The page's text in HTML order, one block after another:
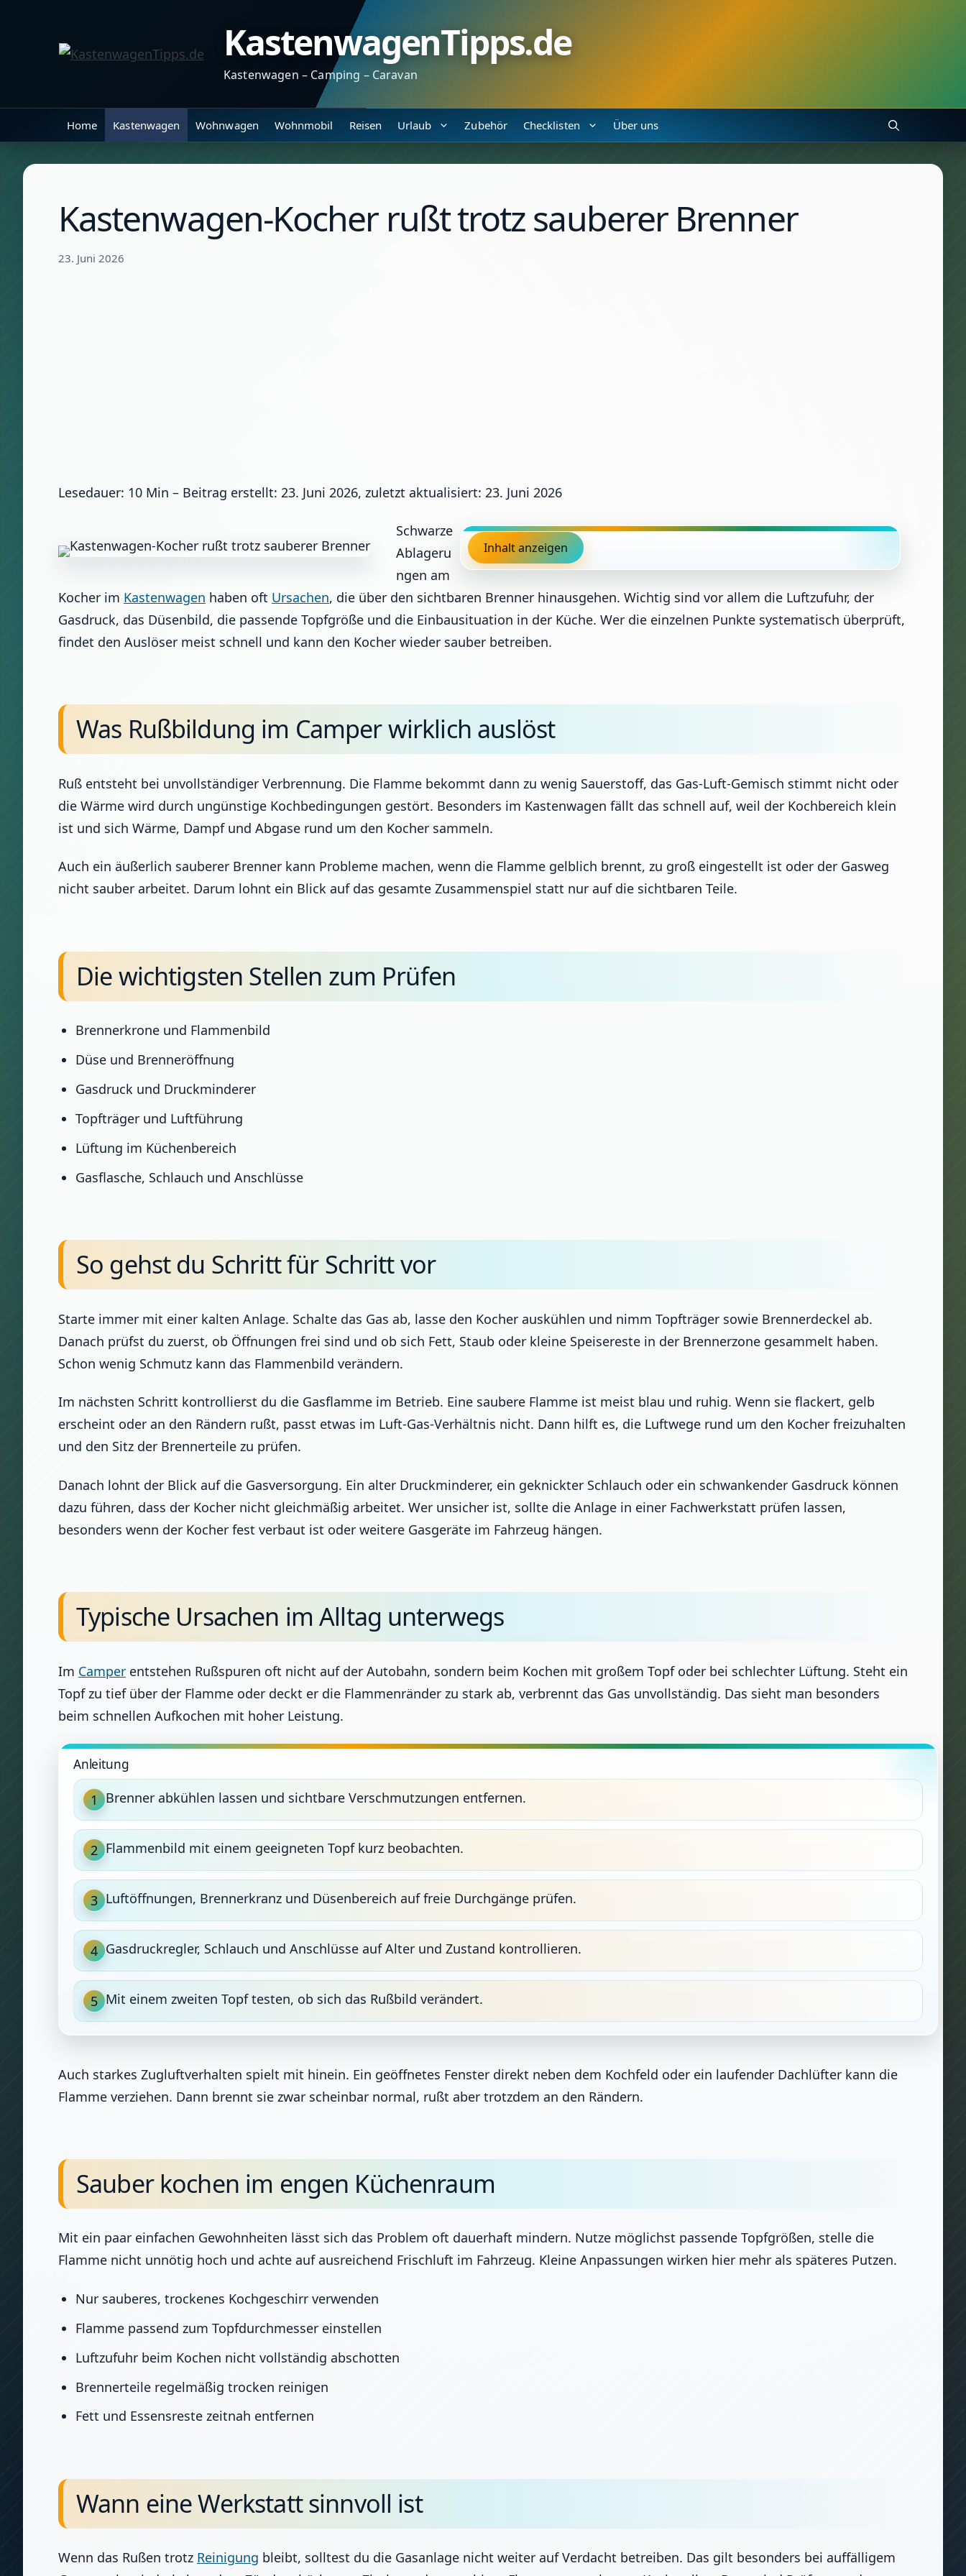
KastenwagenTipps.de
Kastenwagen – Camping – Caravan
Home Kastenwagen Wohnwagen Wohnmobil Reisen Urlaub Zubehör Checklisten Über uns
Kastenwagen-Kocher rußt trotz sauberer Brenner
23. Juni 2026
Lesedauer: 10 Min – Beitrag erstellt: 23. Juni 2026, zuletzt aktualisiert: 23. Juni 2026
Inhalt anzeigen
Schwarze
Ablageru
ngen am
Kocher im Kastenwagen haben oft Ursachen, die über den sichtbaren Brenner hinausgehen. Wichtig sind vor allem die Luftzufuhr, der
Gasdruck, das Düsenbild, die passende Topfgröße und die Einbausituation in der Küche. Wer die einzelnen Punkte systematisch überprüft,
findet den Auslöser meist schnell und kann den Kocher wieder sauber betreiben.
Was Rußbildung im Camper wirklich auslöst
Ruß entsteht bei unvollständiger Verbrennung. Die Flamme bekommt dann zu wenig Sauerstoff, das Gas-Luft-Gemisch stimmt nicht oder
die Wärme wird durch ungünstige Kochbedingungen gestört. Besonders im Kastenwagen fällt das schnell auf, weil der Kochbereich klein
ist und sich Wärme, Dampf und Abgase rund um den Kocher sammeln.
Auch ein äußerlich sauberer Brenner kann Probleme machen, wenn die Flamme gelblich brennt, zu groß eingestellt ist oder der Gasweg
nicht sauber arbeitet. Darum lohnt ein Blick auf das gesamte Zusammenspiel statt nur auf die sichtbaren Teile.
Die wichtigsten Stellen zum Prüfen
Brennerkrone und Flammenbild
Düse und Brenneröffnung
Gasdruck und Druckminderer
Topfträger und Luftführung
Lüftung im Küchenbereich
Gasflasche, Schlauch und Anschlüsse
So gehst du Schritt für Schritt vor
Starte immer mit einer kalten Anlage. Schalte das Gas ab, lasse den Kocher auskühlen und nimm Topfträger sowie Brennerdeckel ab.
Danach prüfst du zuerst, ob Öffnungen frei sind und ob sich Fett, Staub oder kleine Speisereste in der Brennerzone gesammelt haben.
Schon wenig Schmutz kann das Flammenbild verändern.
Im nächsten Schritt kontrollierst du die Gasflamme im Betrieb. Eine saubere Flamme ist meist blau und ruhig. Wenn sie flackert, gelb
erscheint oder an den Rändern rußt, passt etwas im Luft-Gas-Verhältnis nicht. Dann hilft es, die Luftwege rund um den Kocher freizuhalten
und den Sitz der Brennerteile zu prüfen.
Danach lohnt der Blick auf die Gasversorgung. Ein alter Druckminderer, ein geknickter Schlauch oder ein schwankender Gasdruck können
dazu führen, dass der Kocher nicht gleichmäßig arbeitet. Wer unsicher ist, sollte die Anlage in einer Fachwerkstatt prüfen lassen,
besonders wenn der Kocher fest verbaut ist oder weitere Gasgeräte im Fahrzeug hängen.
Typische Ursachen im Alltag unterwegs
Im Camper entstehen Rußspuren oft nicht auf der Autobahn, sondern beim Kochen mit großem Topf oder bei schlechter Lüftung. Steht ein
Topf zu tief über der Flamme oder deckt er die Flammenränder zu stark ab, verbrennt das Gas unvollständig. Das sieht man besonders
beim schnellen Aufkochen mit hoher Leistung.
Anleitung
1 Brenner abkühlen lassen und sichtbare Verschmutzungen entfernen.
2 Flammenbild mit einem geeigneten Topf kurz beobachten.
3 Luftöffnungen, Brennerkranz und Düsenbereich auf freie Durchgänge prüfen.
4 Gasdruckregler, Schlauch und Anschlüsse auf Alter und Zustand kontrollieren.
5 Mit einem zweiten Topf testen, ob sich das Rußbild verändert.
Auch starkes Zugluftverhalten spielt mit hinein. Ein geöffnetes Fenster direkt neben dem Kochfeld oder ein laufender Dachlüfter kann die
Flamme verziehen. Dann brennt sie zwar scheinbar normal, rußt aber trotzdem an den Rändern.
Sauber kochen im engen Küchenraum
Mit ein paar einfachen Gewohnheiten lässt sich das Problem oft dauerhaft mindern. Nutze möglichst passende Topfgrößen, stelle die
Flamme nicht unnötig hoch und achte auf ausreichend Frischluft im Fahrzeug. Kleine Anpassungen wirken hier mehr als späteres Putzen.
Nur sauberes, trockenes Kochgeschirr verwenden
Flamme passend zum Topfdurchmesser einstellen
Luftzufuhr beim Kochen nicht vollständig abschotten
Brennerteile regelmäßig trocken reinigen
Fett und Essensreste zeitnah entfernen
Wann eine Werkstatt sinnvoll ist
Wenn das Rußen trotz Reinigung bleibt, solltest du die Gasanlage nicht weiter auf Verdacht betreiben. Das gilt besonders bei auffälligem